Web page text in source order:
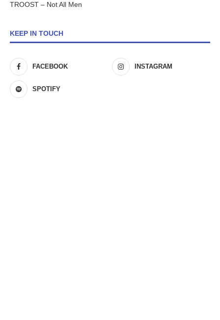
TROOST – Not All Men
KEEP IN TOUCH
FACEBOOK INSTAGRAM
SPOTIFY